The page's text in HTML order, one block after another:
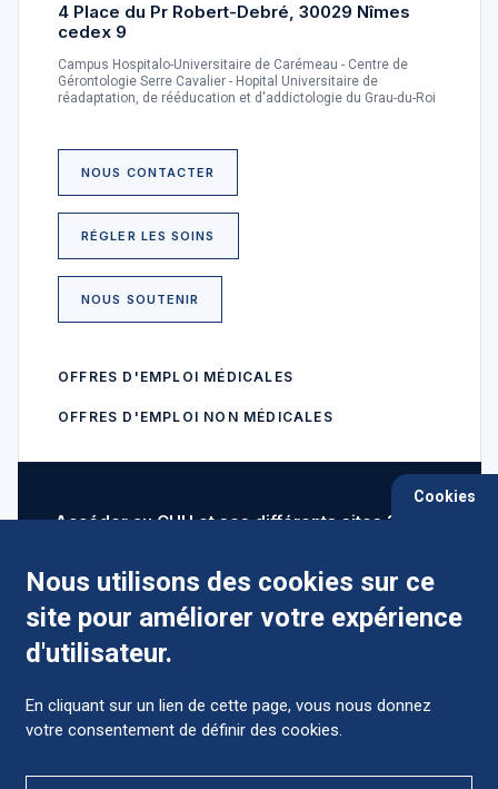
4 Place du Pr Robert-Debré, 30029 Nîmes
cedex 9
Campus Hospitalo-Universitaire de Carémeau - Centre de
Gérontologie Serre Cavalier - Hopital Universitaire de
réadaptation, de rééducation et d'addictologie du Grau-du-Roi
NOUS CONTACTER
RÉGLER LES SOINS
NOUS SOUTENIR
OFFRES D'EMPLOI MÉDICALES
OFFRES D'EMPLOI NON MÉDICALES
Accéder au CHU et ses différents sites ?
Comment préparer mon hospitalisation ?
Cookies
Nous utilisons des cookies sur ce
site pour améliorer votre expérience
d'utilisateur.
En cliquant sur un lien de cette page, vous nous donnez
votre consentement de définir des cookies.